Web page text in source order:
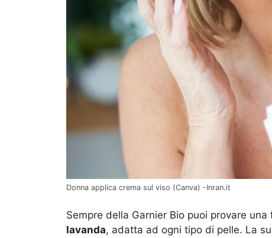
Donna applica crema sul viso (Canva) -Inran.it
Sempre della Garnier Bio puoi provare una
lavanda, adatta ad ogni tipo di pelle. La